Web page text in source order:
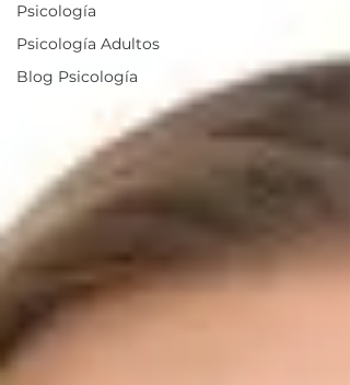
Psicología
Psicología Adultos
Blog Psicología